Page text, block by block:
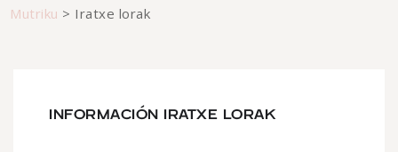
Mutriku > Iratxe lorak
INFORMACIÓN IRATXE LORAK